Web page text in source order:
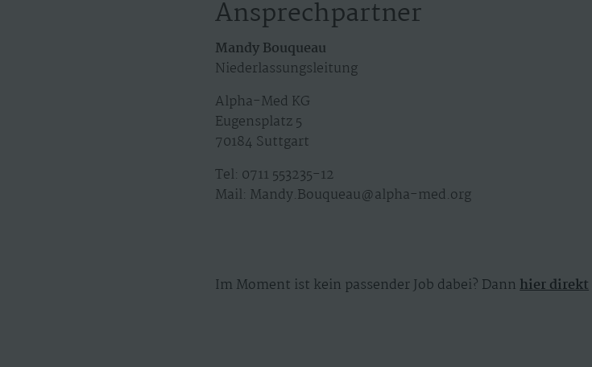
Ansprechpartner
Mandy Bouqueau
Niederlassungsleitung
Alpha-Med KG
Eugensplatz 5
70184 Suttgart
Tel: 0711 553235-12
Mail: Mandy.Bouqueau@alpha-med.org
Im Moment ist kein passender Job dabei? Dannhier direkt